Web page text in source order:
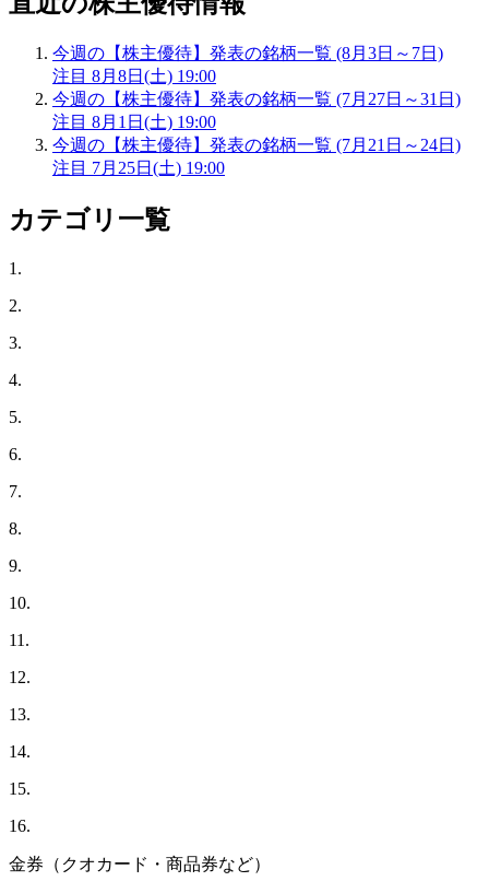
今週の【株主優待】発表の銘柄一覧 (8月3日～7日)
注目 8月8日(土) 19:00
今週の【株主優待】発表の銘柄一覧 (7月27日～31日)
注目 8月1日(土) 19:00
今週の【株主優待】発表の銘柄一覧 (7月21日～24日)
注目 7月25日(土) 19:00
カテゴリ一覧
1.
2.
3.
4.
5.
6.
7.
8.
9.
10.
11.
12.
13.
14.
15.
16.
金券（クオカード・商品券など）